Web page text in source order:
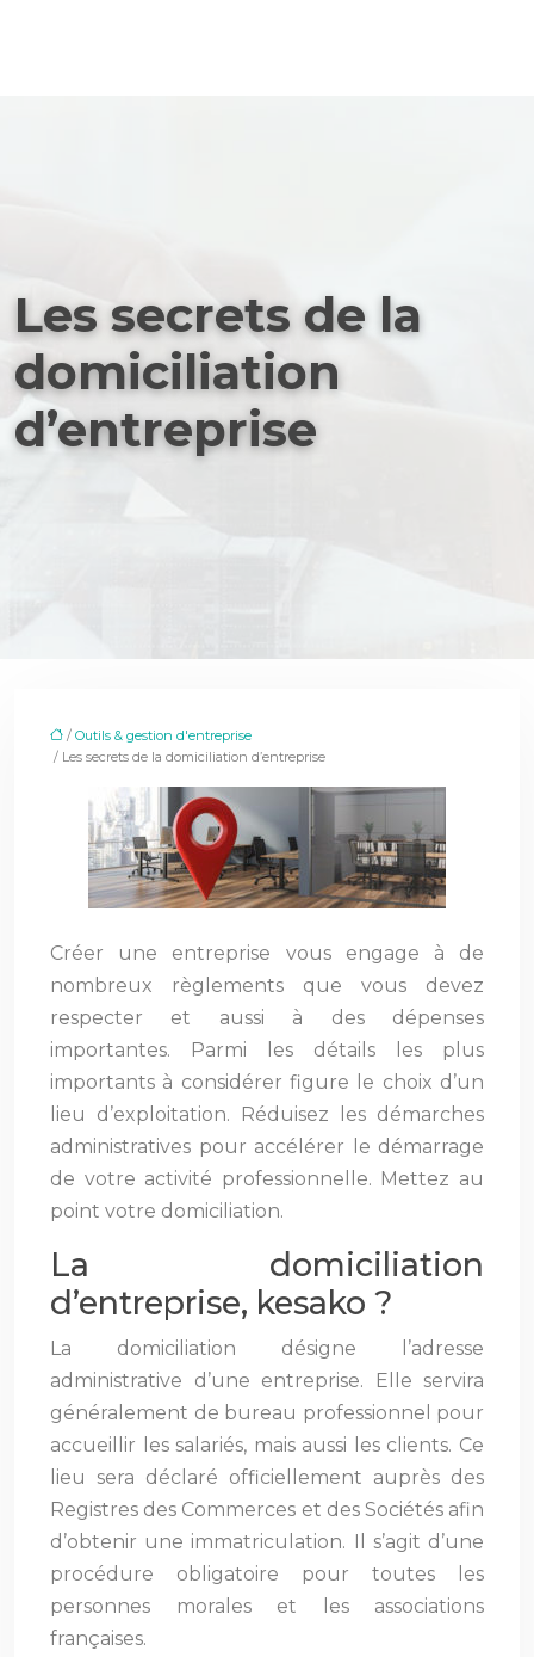
Les secrets de la
domiciliation
d’entreprise
/ Outils & gestion d'entreprise
/ Les secrets de la domiciliation d’entreprise
Créer une entreprise vous engage à de
nombreux règlements que vous devez
respecter et aussi à des dépenses
importantes. Parmi les détails les plus
importants à considérer figure le choix d’un
lieu d’exploitation. Réduisez les démarches
administratives pour accélérer le démarrage
de votre activité professionnelle. Mettez au
point votre domiciliation.
La domiciliation
d’entreprise, kesako ?
La domiciliation désigne l’adresse
administrative d’une entreprise. Elle servira
généralement de bureau professionnel pour
accueillir les salariés, mais aussi les clients. Ce
lieu sera déclaré officiellement auprès des
Registres des Commerces et des Sociétés afin
d’obtenir une immatriculation. Il s’agit d’une
procédure obligatoire pour toutes les
personnes morales et les associations
françaises.